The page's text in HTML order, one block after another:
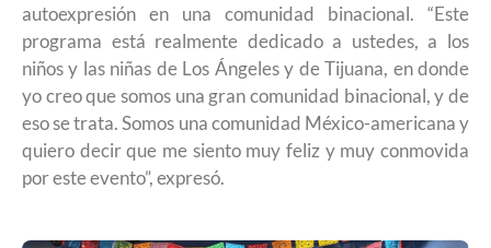
autoexpresión en una comunidad binacional. “Este
programa está realmente dedicado a ustedes, a los
niños y las niñas de Los Ángeles y de Tijuana, en donde
yo creo que somos una gran comunidad binacional, y de
eso se trata. Somos una comunidad México-americana y
quiero decir que me siento muy feliz y muy conmovida
por este evento”, expresó.